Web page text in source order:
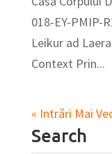
018-EY-PMIP-
Leikur ad
Context Prin...
« Intrări Mai
Search